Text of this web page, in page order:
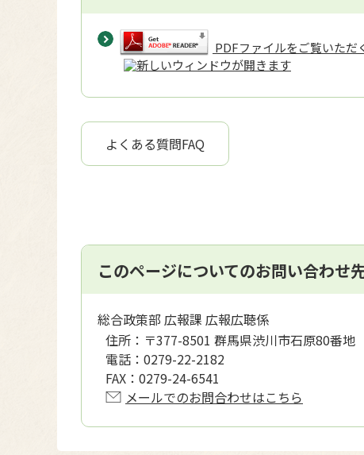
PDFファイルをご覧いただ
よくある質問FAQ
このページについてのお問い合わせ
総合政策部 広報課 広報広聴係
住所： 〒377-8501 群馬県渋川市石原80番地
電話： 0279-22-2182
FAX： 0279-24-6541
メールでのお問合わせはこちら